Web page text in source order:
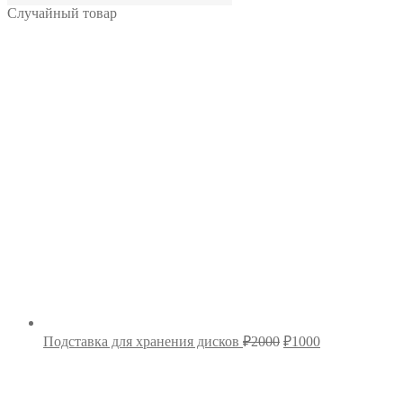
Случайный товар
Подставка для хранения дисков ₽2000 Первоначальная
₽1000Текущая